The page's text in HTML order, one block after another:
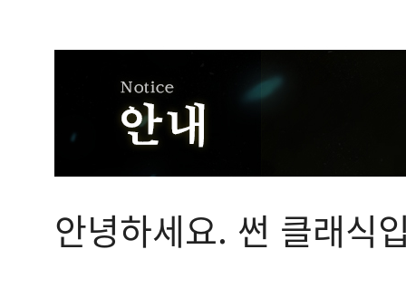
안녕하세요. 썬 클래식